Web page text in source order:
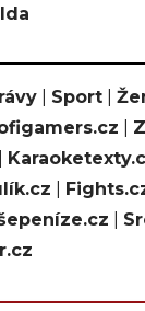
Sport